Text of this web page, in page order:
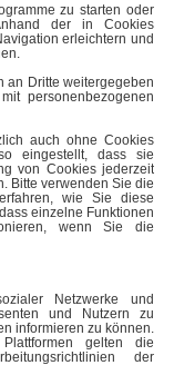
zu starten oder
der in Cookies
erleichtern und
an Dritte weitergegeben
personenbezogenen
auch ohne Cookies
eingestellt, dass sie
von Cookies jederzeit
Bitte verwenden Sie die
wie Sie diese
einzelne Funktionen
wenn Sie die
Netzwerke und
und Nutzern zu
informieren zu können.
gelten die
der